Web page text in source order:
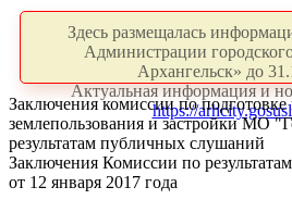
Здесь размещалась
Администрации
Архангельск» до
Актуальная информация и
https://
Заключения комиссии по
землепользования и застройки МО
результатам публичных слушаний
Заключения Комиссии по
от 12 января 2017 года